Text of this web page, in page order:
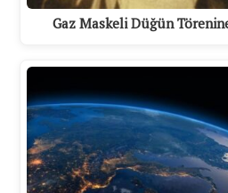
Gaz Maskeli Düğün